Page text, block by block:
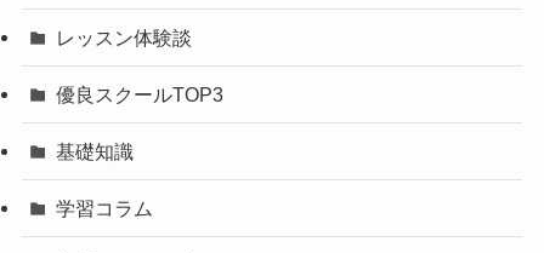
レッスン体験談
優良スクールTOP3
基礎知識
学習コラム